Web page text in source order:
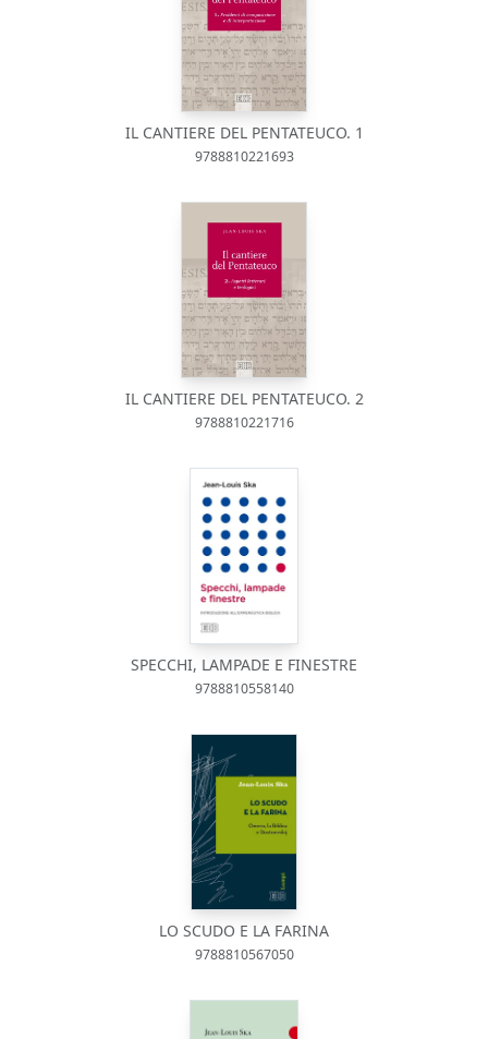
IL CANTIERE DEL PENTATEUCO. 1
9788810221693
IL CANTIERE DEL PENTATEUCO. 2
9788810221716
SPECCHI, LAMPADE E FINESTRE
9788810558140
LO SCUDO E LA FARINA
9788810567050